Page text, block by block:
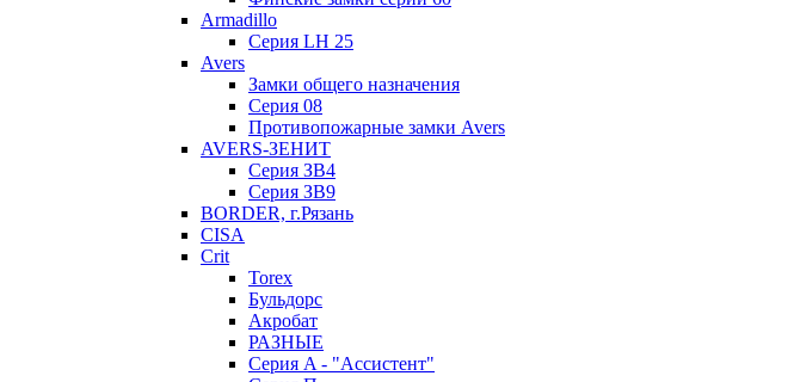
Armadillo
Серия LH 25
Avers
Замки общего назначения
Серия 08
Противопожарные замки Avers
AVERS-ЗЕНИТ
Серия ЗВ4
Серия ЗВ9
BORDER, г.Рязань
CISA
Crit
Torex
Бульдорс
Акробат
РАЗНЫЕ
Серия A - "Ассистент"